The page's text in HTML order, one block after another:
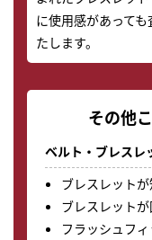
に使用感があっても
たします。
その他
ベルト・ブレスレ
ブレスレット
ブレスレット
フラッシュフ